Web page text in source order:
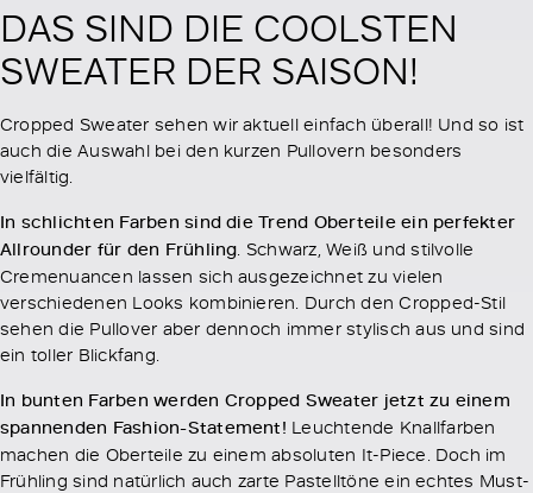
DAS SIND DIE COOLSTEN
SWEATER DER SAISON!
Cropped Sweater sehen wir aktuell einfach überall! Und so ist
auch die Auswahl bei den kurzen Pullovern besonders
vielfältig.
In schlichten Farben sind die Trend Oberteile ein perfekter
Allrounder für den Frühling. Schwarz, Weiß und stilvolle
Cremenuancen lassen sich ausgezeichnet zu vielen
verschiedenen Looks kombinieren. Durch den Cropped-Stil
sehen die Pullover aber dennoch immer stylisch aus und sind
ein toller Blickfang.
In bunten Farben werden Cropped Sweater jetzt zu einem
spannenden Fashion-Statement! Leuchtende Knallfarben
machen die Oberteile zu einem absoluten It-Piece. Doch im
Frühling sind natürlich auch zarte Pastelltöne ein echtes Must-